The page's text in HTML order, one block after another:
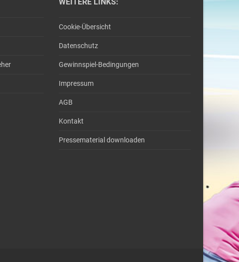
Cookie-Übersicht
Datenschutz
Gewinnspiel-Bedingungen
Impressum
AGB
Kontakt
Pressematerial downloaden